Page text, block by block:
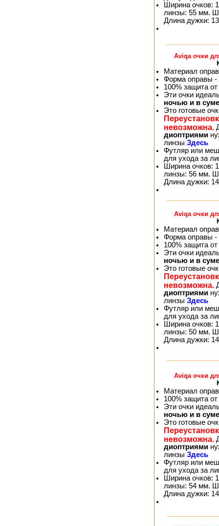
Ширина очков:
линзы: 55 мм.
Длина дужки:
Aviqa очки
Материал
Форма оправы -
100% защита
Эти очки
ночью и в
Это готовые
невозможна.
диоптриями
линзы Здесь
Футляр или
для ухода за
Ширина очков:
линзы: 56 мм.
Длина дужки:
Aviqa очки
Материал
Форма оправы -
100% защита
Эти очки
ночью и в
Это готовые
невозможна.
диоптриями
линзы Здесь
Футляр или
для ухода за
Ширина очков:
линзы: 50 мм.
Длина дужки:
Aviqa очки
Материал
100% защита
Эти очки
ночью и в
Это готовые
невозможна.
диоптриями
линзы Здесь
Футляр или
для ухода за
Ширина очков:
линзы: 54 мм.
Длина дужки: